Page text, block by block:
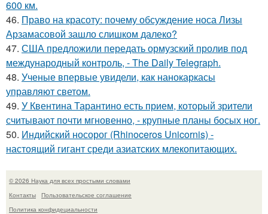
600 км.
46. Право на красоту: почему обсуждение носа Лизы
Арзамасовой зашло слишком далеко?
47. США предложили передать ормузский пролив под
международный контроль, - The Daily Telegraph.
48. Ученые впервые увидели, как нанокаркасы
управляют светом.
49. У Квентина Тарантино есть прием, который зрители
считывают почти мгновенно, - крупные планы босых ног.
50. Индийский носорог (Rhinoceros Unicornis) -
настоящий гигант среди азиатских млекопитающих.
© 2026 Наука для всех простыми словами
Контакты
Пользовательское соглашение
Политика конфидециальности